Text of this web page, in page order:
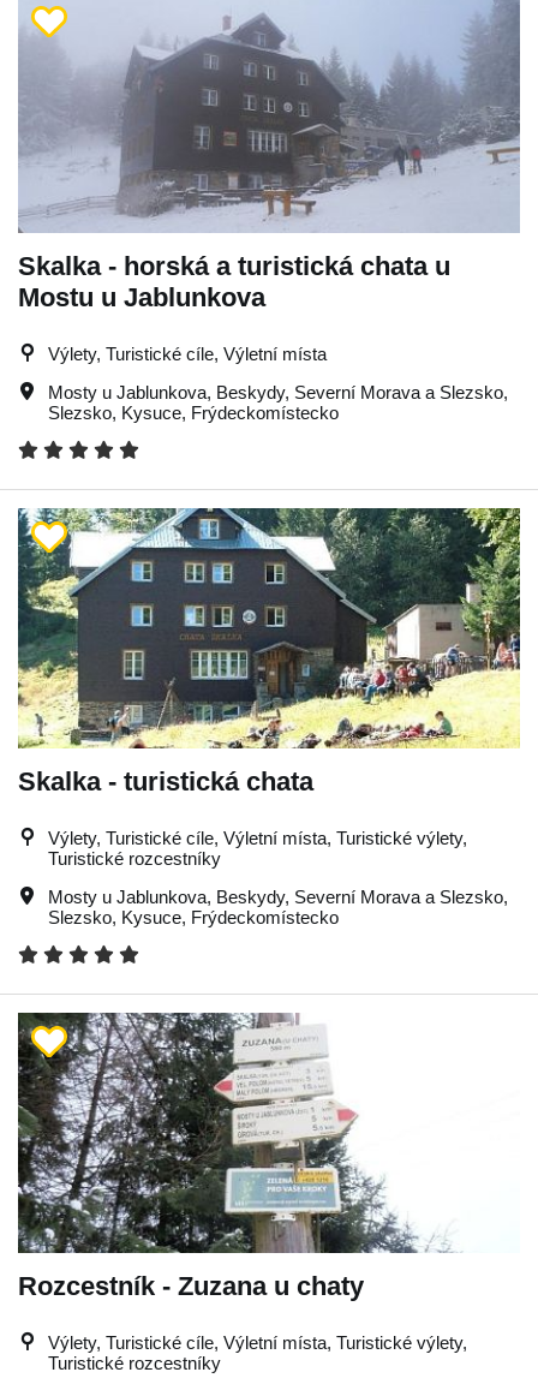
Skalka - horská a turistická chata u
Mostu u Jablunkova
Výlety, Turistické cíle, Výletní místa
Mosty u Jablunkova, Beskydy, Severní Morava a Slezsko,
Slezsko, Kysuce, Frýdeckomístecko
Skalka - turistická chata
Výlety, Turistické cíle, Výletní místa, Turistické výlety,
Turistické rozcestníky
Mosty u Jablunkova, Beskydy, Severní Morava a Slezsko,
Slezsko, Kysuce, Frýdeckomístecko
Rozcestník - Zuzana u chaty
Výlety, Turistické cíle, Výletní místa, Turistické výlety,
Turistické rozcestníky